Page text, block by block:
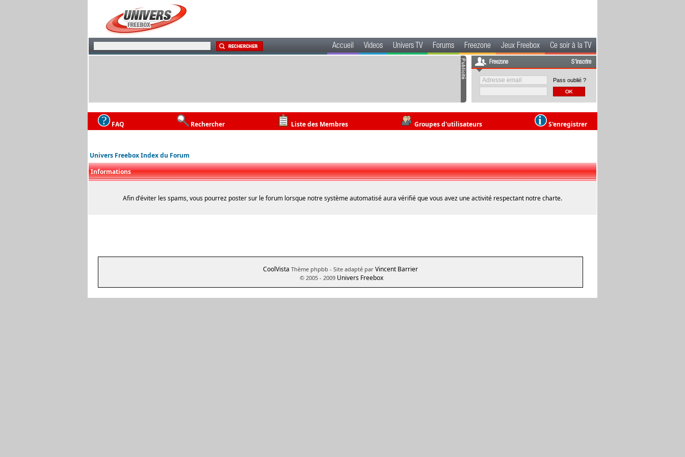
Accueil Videos Univers TV Forums Freezone Jeux Freebox Ce soir à la TV
Freezone S'inscrire
Pass oublié ?
FAQ Rechercher Liste des Membres Groupes d'utilisateurs S'enregistrer
Univers Freebox Index du Forum
Informations
Afin d'éviter les spams, vous pourrez poster sur le forum lorsque notre système automatisé aura vérifié que vous avez une activité respectant notre charte.
CoolVista Thème phpbb - Site adapté par Vincent Barrier
© 2005 - 2009 Univers Freebox